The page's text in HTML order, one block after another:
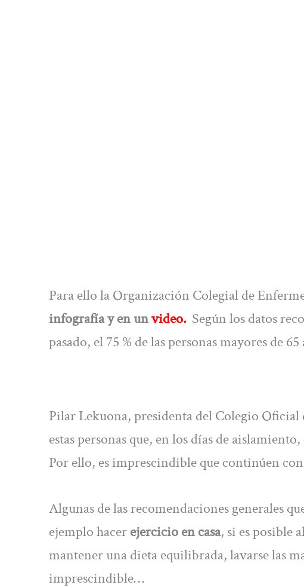
Para ello la Organización Colegial de
infografía y en unvideo. Según los datos
pasado, el 75 % de las personas mayores de
Pilar Lekuona, presidenta del Colegio
estas personas que, en los días de aislamiento,
Por ello, es imprescindible que continúen
Algunas de las recomendaciones generales
ejemplo hacerejercicio en casa, si es posible
mantener una dieta equilibrada, lavarse las
imprescindible…